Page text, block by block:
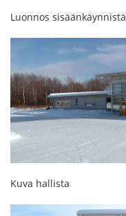
Luonnos sisäänkäynnistä
Kuva hallista